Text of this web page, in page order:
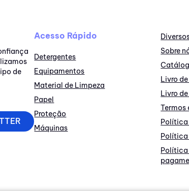
de
Acesso Rápido
Detergentes
Equipamentos
Material de Limpeza
Papel
Proteção
Máquinas
Sobre
Livro
Livro
Termos
Política
Política